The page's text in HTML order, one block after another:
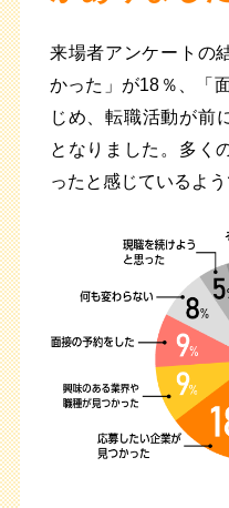
来場者アンケートの
かった」が18％、「
じめ、転職活動が前
となりました。多く
ったと感じているよう